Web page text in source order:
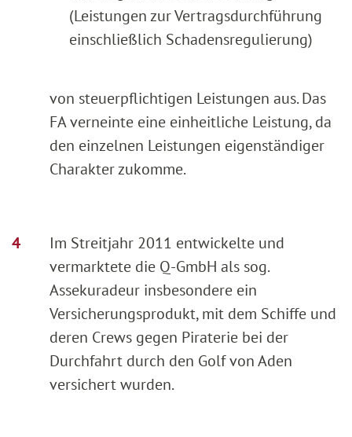
(Leistungen zur Vertragsdurchführung
einschließlich Schadensregulierung)
von steuerpflichtigen Leistungen aus. Das
FA verneinte eine einheitliche Leistung, da
den einzelnen Leistungen eigenständiger
Charakter zukomme.
Im Streitjahr 2011 entwickelte und
vermarktete die Q-GmbH als sog.
Assekuradeur insbesondere ein
Versicherungsprodukt, mit dem Schiffe und
deren Crews gegen Piraterie bei der
Durchfahrt durch den Golf von Aden
versichert wurden.